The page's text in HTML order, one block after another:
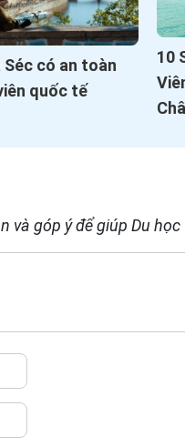
Séc có an toàn
quốc tế
10
và góp ý để giúp Du